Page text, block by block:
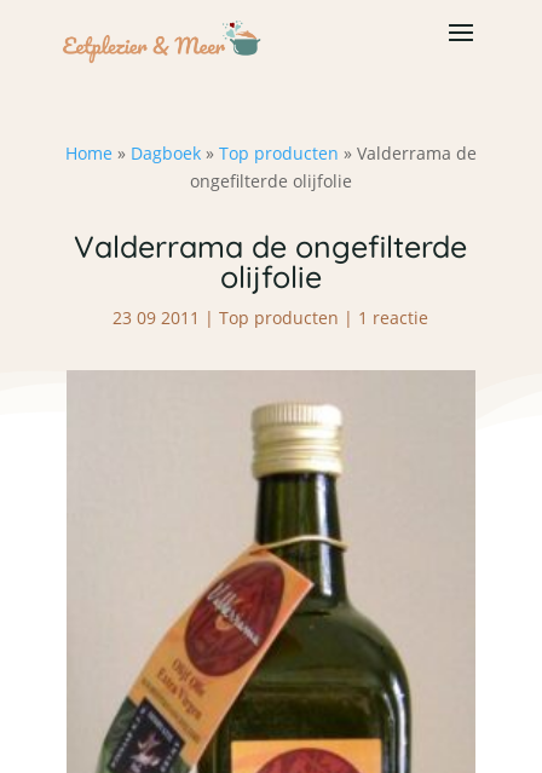
Home » Dagboek» Top producten » Valderrama de
ongefilterde olijfolie
Valderrama de ongefilterde
olijfolie
23 09 2011 |Top producten | 1 reactie